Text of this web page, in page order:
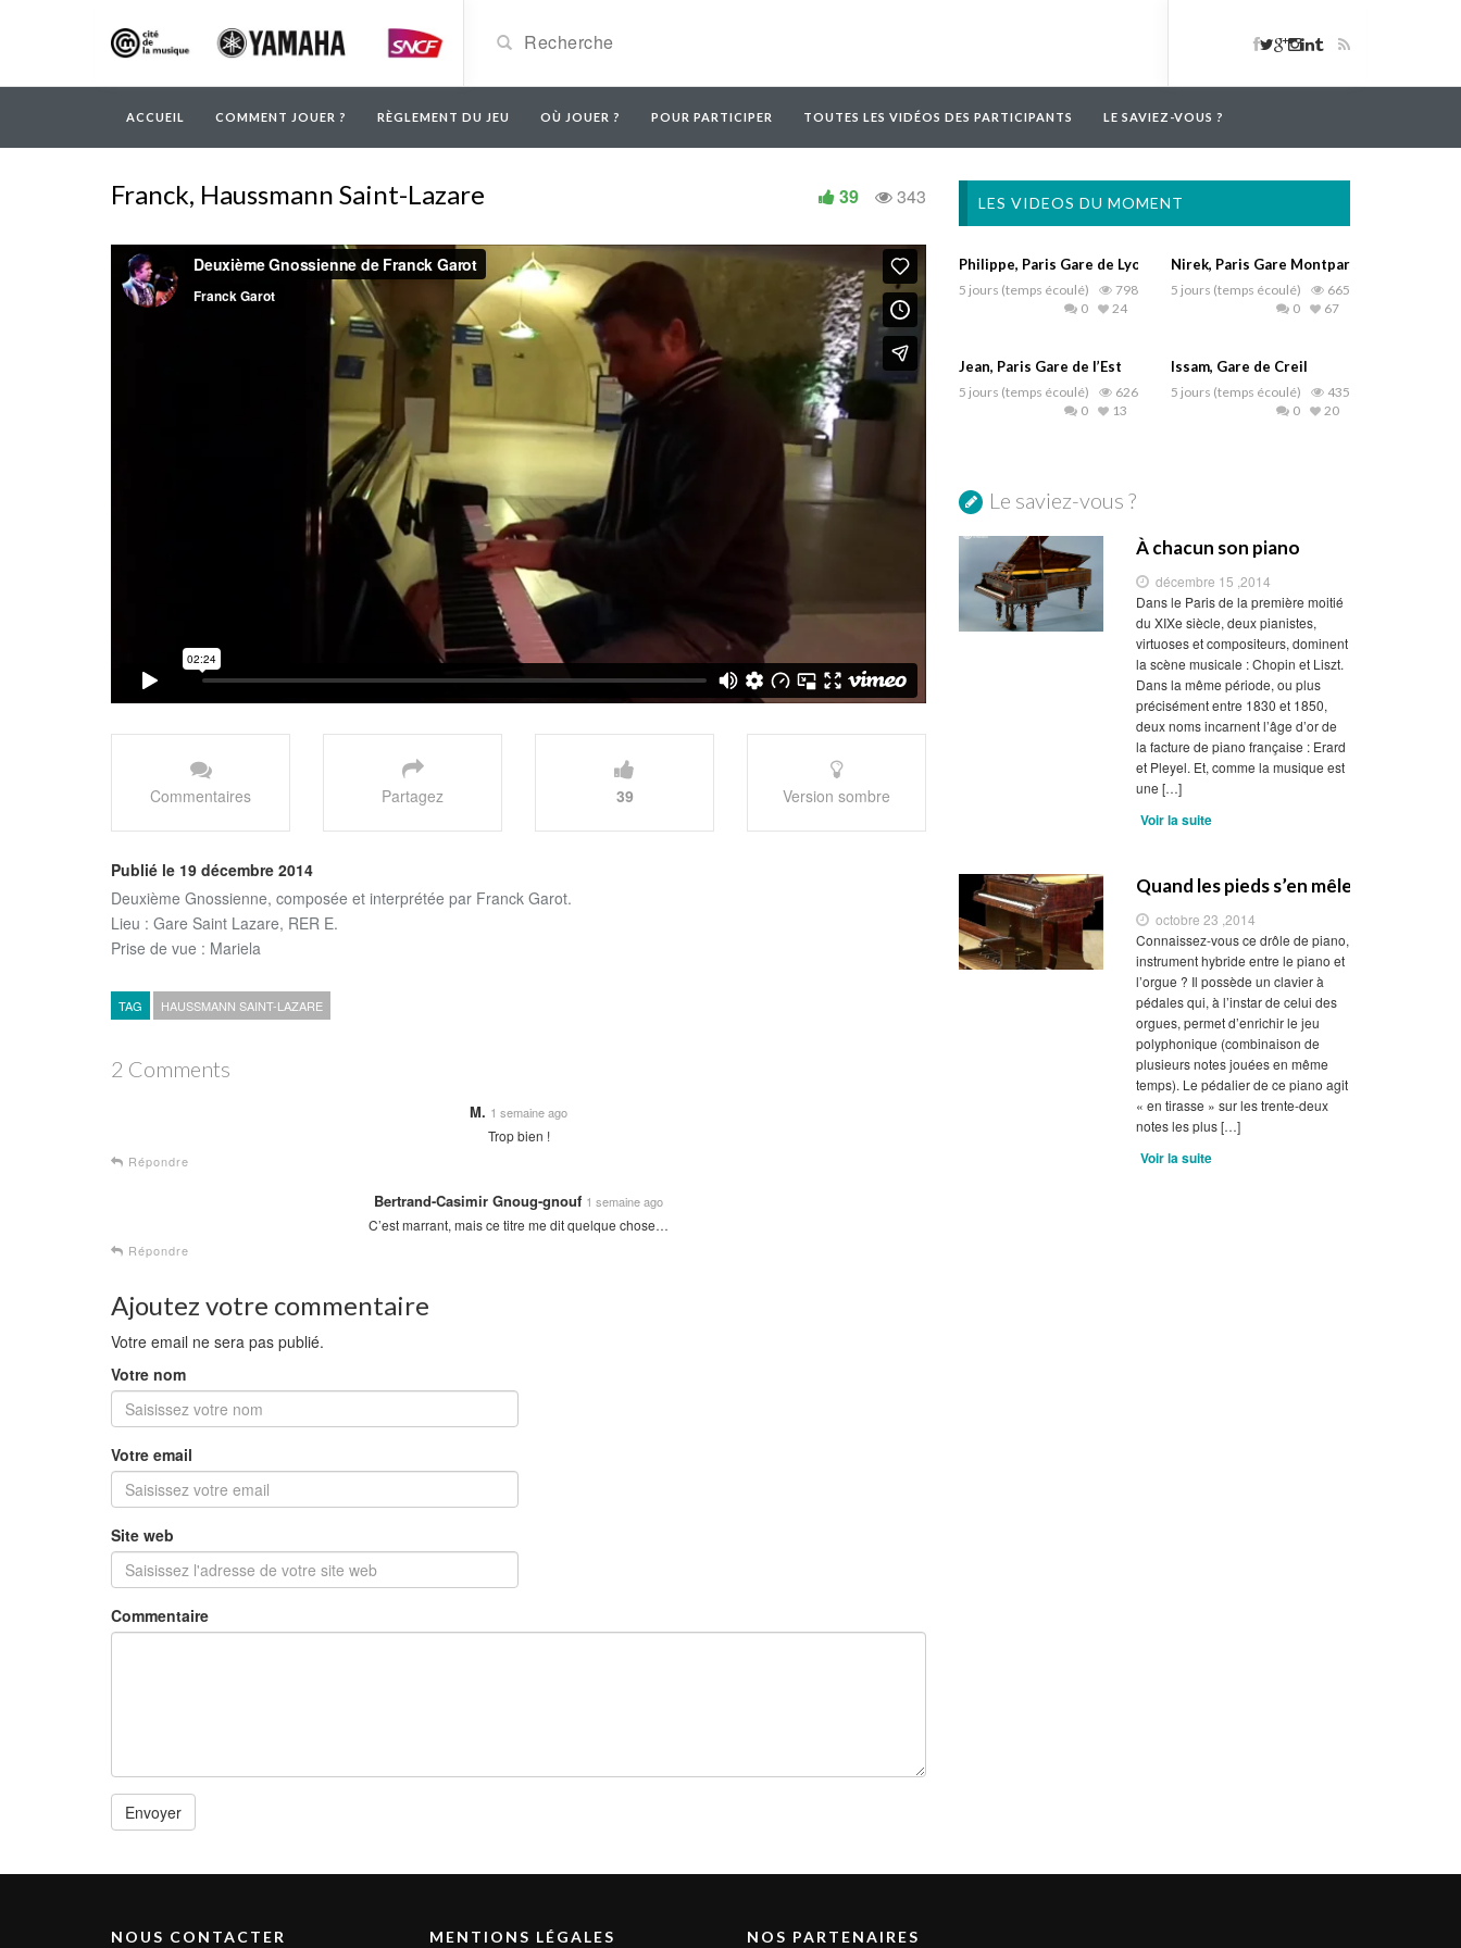
ACCUEIL COMMENT JOUER ? RÈGLEMENT DU JEU OÙ JOUER ? POUR PARTICIPER TOUTES LES VIDÉOS DES PARTICIPANTS LE SAVIEZ-VOUS ?
Franck, Haussmann Saint-Lazare 343
39
Deuxième Gnossienne de Franck Garot from Franck Garot on Vimeo.
Commentaires Partagez 39 Version sombre
Publié le 19 décembre 2014
Deuxième Gnossienne, composée et interprétée par Franck Garot.
Lieu : Gare Saint Lazare, RER E.
Prise de vue : Mariela
TAG HAUSSMANN SAINT-LAZARE
2 Comments
M. 1 semaine ago
Trop bien !
Répondre
Bertrand-Casimir Gnoug-gnouf 1 semaine ago
C’est marrant, mais ce titre me dit quelque chose…
Répondre
Ajoutez votre commentaire
Votre email ne sera pas publié.
Votre nom
Votre email
Site web
Commentaire
LES VIDEOS DU MOMENT
Philippe, Paris Gare de Lyon
5 jours (temps écoulé)
798
24
0
Nirek, Paris Gare Montparnasse
5 jours (temps écoulé)
665
67
0
Jean, Paris Gare de l’Est
5 jours (temps écoulé)
626
13
0
Issam, Gare de Creil
5 jours (temps écoulé)
435
20
0
Le saviez-vous ?
À chacun son piano
décembre 15 ,2014
Dans le Paris de la première moitié
du XIXe siècle, deux pianistes,
virtuoses et compositeurs, dominent
la scène musicale : Chopin et Liszt.
Dans la même période, ou plus
précisément entre 1830 et 1850,
deux noms incarnent l’âge d’or de
la facture de piano française : Erard
et Pleyel. Et, comme la musique est
une […]
Voir la suite
Quand les pieds s’en mêlent
octobre 23 ,2014
Connaissez-vous ce drôle de piano,
instrument hybride entre le piano et
l’orgue ? Il possède un clavier à
pédales qui, à l’instar de celui des
orgues, permet d’enrichir le jeu
polyphonique (combinaison de
plusieurs notes jouées en même
temps). Le pédalier de ce piano agit
« en tirasse » sur les trente-deux
notes les plus […]
Voir la suite
NOUS CONTACTER MENTIONS LÉGALES NOS PARTENAIRES